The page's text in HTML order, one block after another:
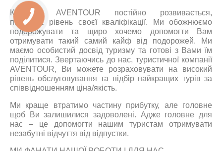
Команда AVENTOUR постійно розвивається,
підвищує рівень своєї кваліфікації. Ми обожнюємо
подорожувати та щиро хочемо допомогти Вам
отримувати такий самий кайф від подорожей. Ми
маємо особистий досвід туризму та готові з Вами їм
поділитися. Звертаючись до нас, туристичної компанії
AVENTOUR, Ви можете розраховувати на високий
рівень обслуговування та підбір найкращих турів за
співвідношенням ціна/якість.
Ми краще втратимо частину прибутку, але головне
щоб Ви залишилися задоволені. Адже головне для
нас – це допомогти нашим туристам отримувати
незабутні відчуття від відпустки.